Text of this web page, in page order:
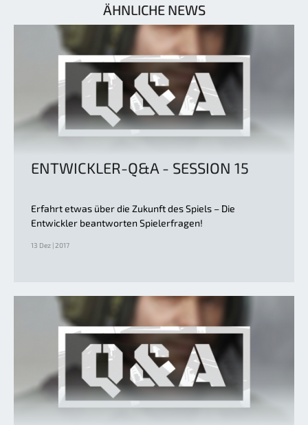
ÄHNLICHE NEWS
ENTWICKLER-Q&A - SESSION 15
Erfahrt etwas über die Zukunft des Spiels – Die
Entwickler beantworten Spielerfragen!
13 Dez | 2017